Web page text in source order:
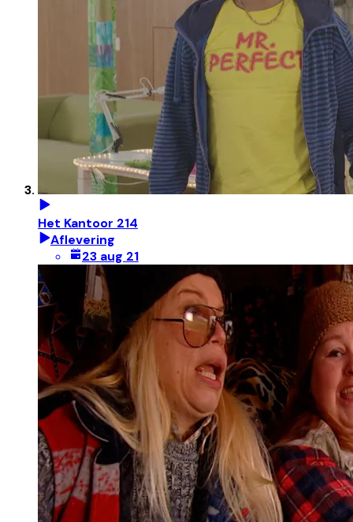
Het Kantoor 214
Aflevering
23 aug 21